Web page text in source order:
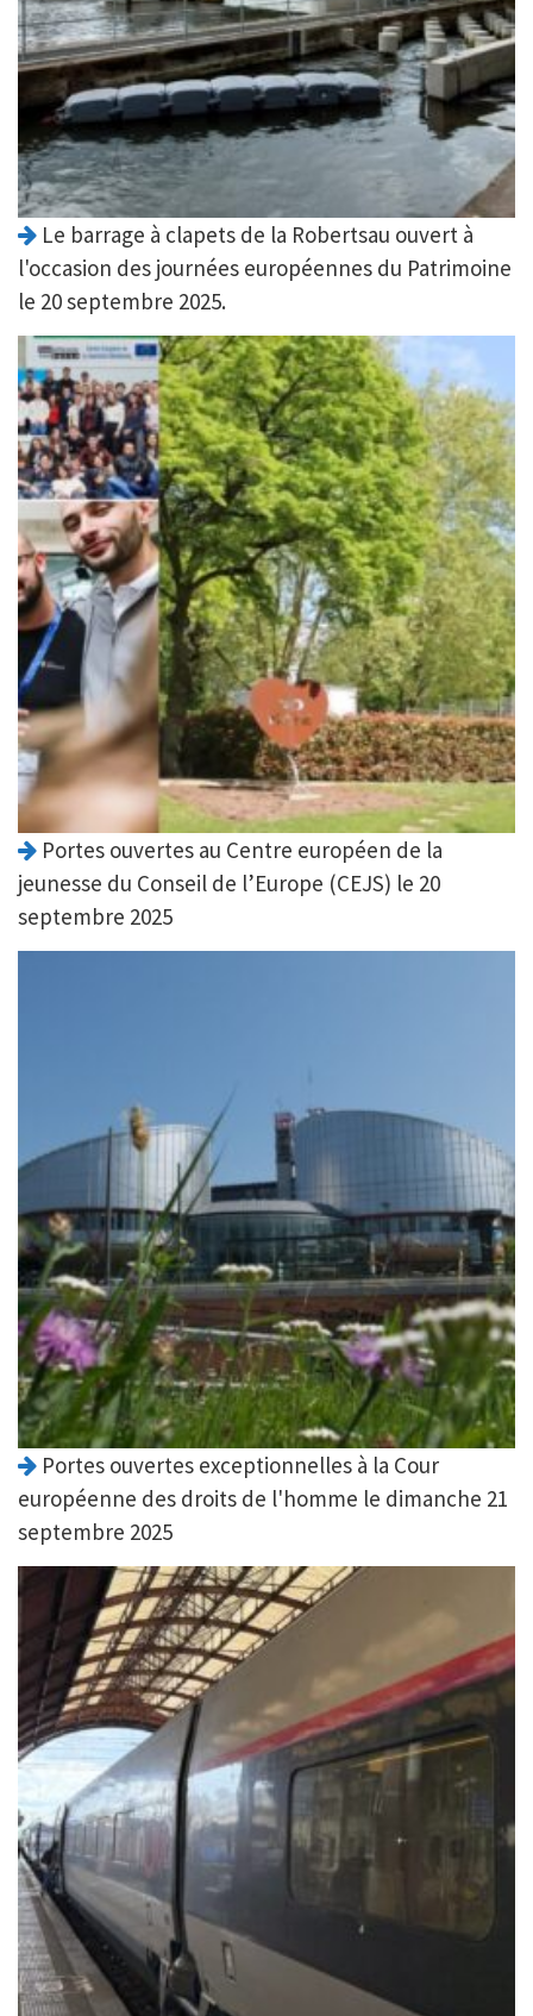
Le barrage à clapets de la Robertsau ouvert à
l'occasion des journées européennes du Patrimoine
le 20 septembre 2025.
Portes ouvertes au Centre européen de la
jeunesse du Conseil de l’Europe (CEJS) le 20
septembre 2025
Portes ouvertes exceptionnelles à la Cour
européenne des droits de l'homme le dimanche 21
septembre 2025